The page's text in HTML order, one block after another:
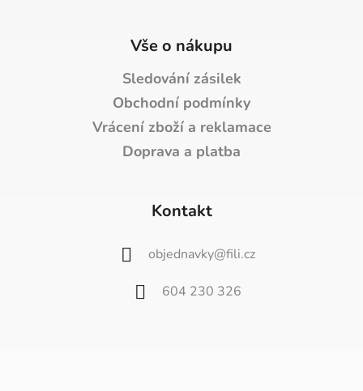
Vše o nákupu
Sledování zásilek
Obchodní podmínky
Vrácení zboží a reklamace
Doprava a platba
Kontakt
objednavky@fili.cz
604 230 326